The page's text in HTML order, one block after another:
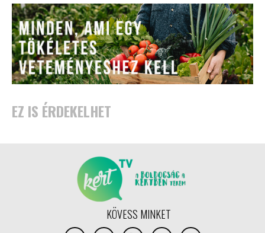
EZ IS ÉRDEKELHET
KÖVESS MINKET